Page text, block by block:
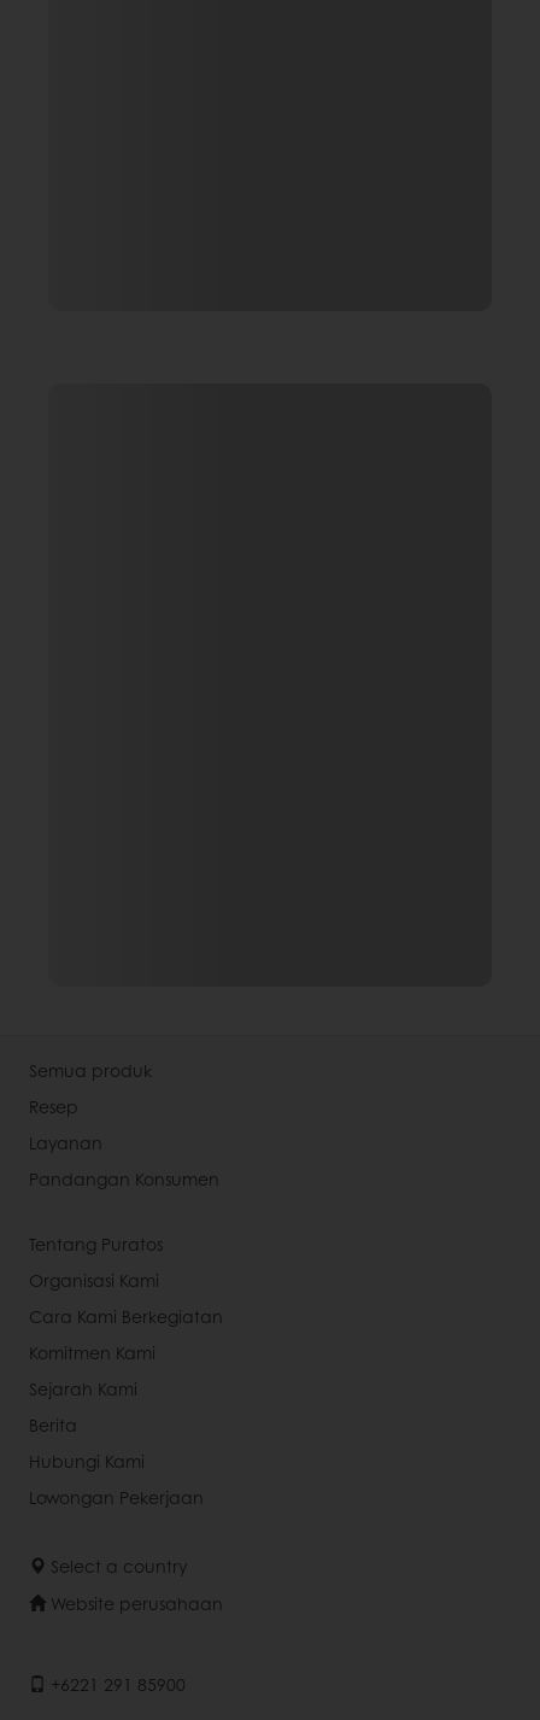
Semua produk
Resep
Layanan
Pandangan Konsumen
Tentang Puratos
Organisasi Kami
Cara Kami Berkegiatan
Komitmen Kami
Sejarah Kami
Berita
Hubungi Kami
Lowongan Pekerjaan
Select a country
Website perusahaan
+6221 291 85900